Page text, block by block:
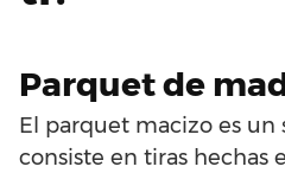
Parquet de
El parquet macizo es un
consiste en tiras hechas